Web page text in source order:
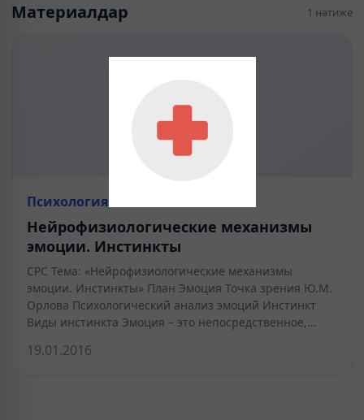
Материалдар 1 нәтиже
Психология
Нейрофизиологические механизмы
эмоции. Инстинкты
СРС Тема: «Нейрофизиологические механизмы
эмоции. Инстинкты» План Эмоция Точка зрения Ю.М.
Орлова Психологический анализ эмоций Инстинкт
Виды инстинкта Эмоция – это непосредственное,…
19.01.2016